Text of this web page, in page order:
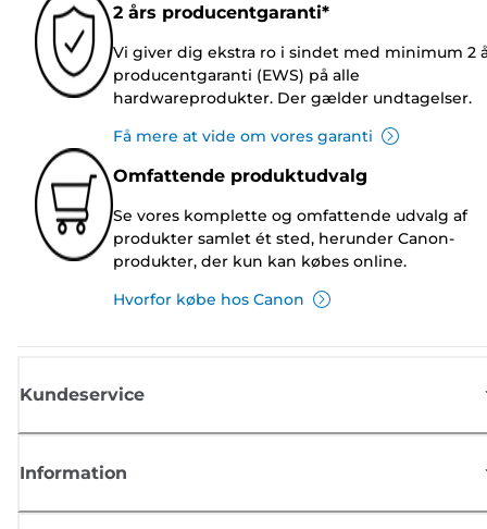
2 års producentgaranti*
Vi giver dig ekstra ro i sindet med minimum 2
producentgaranti (EWS) på alle
hardwareprodukter. Der gælder undtagelser.
Få mere at vide om vores garanti
Omfattende produktudvalg
Se vores komplette og omfattende udvalg af
produkter samlet ét sted, herunder Canon-
produkter, der kun kan købes online.
Hvorfor købe hos Canon
Kundeservice
Information